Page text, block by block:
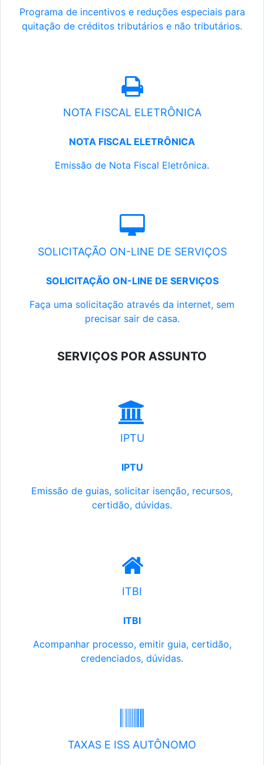
Programa de incentivos e reduções especiais para
quitação de créditos tributários e não tributários.
NOTA FISCAL ELETRÔNICA
NOTA FISCAL ELETRÔNICA
Emissão de Nota Fiscal Eletrônica.
SOLICITAÇÃO ON-LINE DE SERVIÇOS
SOLICITAÇÃO ON-LINE DE SERVIÇOS
Faça uma solicitação através da internet, sem
precisar sair de casa.
SERVIÇOS POR ASSUNTO
IPTU
IPTU
Emissão de guias, solicitar isenção, recursos,
certidão, dúvidas.
ITBI
ITBI
Acompanhar processo, emitir guia, certidão,
credenciados, dúvidas.
TAXAS E ISS AUTÔNOMO